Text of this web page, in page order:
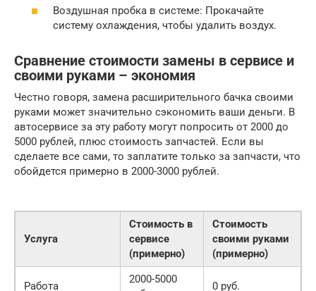
Воздушная пробка в системе: Прокачайте
систему охлаждения, чтобы удалить воздух.
Сравнение стоимости замены в сервисе и
своими руками – экономия
Честно говоря, замена расширительного бачка своими
руками может значительно сэкономить ваши деньги. В
автосервисе за эту работу могут попросить от 2000 до
5000 рублей, плюс стоимость запчастей. Если вы
сделаете все сами, то заплатите только за запчасти, что
обойдется примерно в 2000-3000 рублей.
Услуга
Стоимость в
сервисе
(примерно)
Стоимость
своими руками
(примерно)
Работа
2000-5000
0 руб.